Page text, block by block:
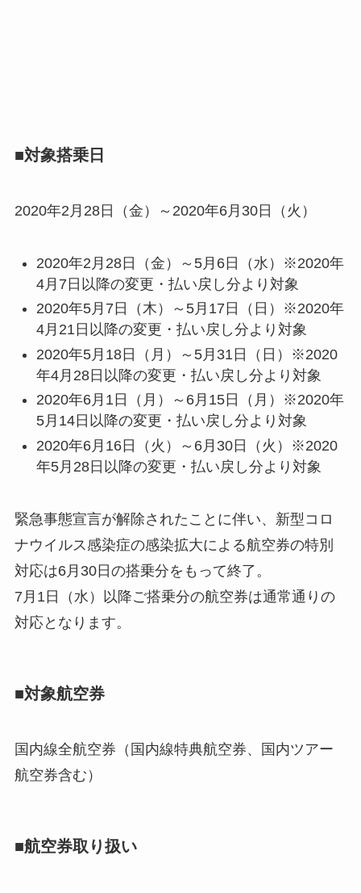
■対象搭乗日
2020年2月28日（金）～2020年6月30日（火）
2020年2月28日（金）～5月6日（水）※2020年
4月7日以降の変更・払い戻し分より対象
2020年5月7日（木）～5月17日（日）※2020年
4月21日以降の変更・払い戻し分より対象
2020年5月18日（月）～5月31日（日）※2020
年4月28日以降の変更・払い戻し分より対象
2020年6月1日（月）～6月15日（月）※2020年
5月14日以降の変更・払い戻し分より対象
2020年6月16日（火）～6月30日（火）※2020
年5月28日以降の変更・払い戻し分より対象
緊急事態宣言が解除されたことに伴い、新型コロ
ナウイルス感染症の感染拡大による航空券の特別
対応は6月30日の搭乗分をもって終了。
7月1日（水）以降ご搭乗分の航空券は通常通りの
対応となります。
■対象航空券
国内線全航空券（国内線特典航空券、国内ツアー
航空券含む）
■航空券取り扱い